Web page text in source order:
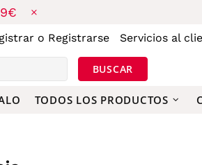
o Registrarse Servicios al
BUSCAR
TODOS LOS PRODUCTOS